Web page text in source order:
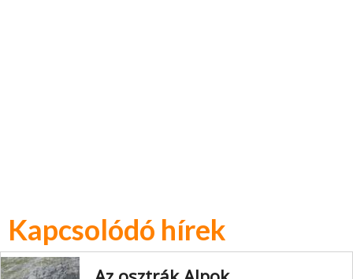
Kapcsolódó hírek